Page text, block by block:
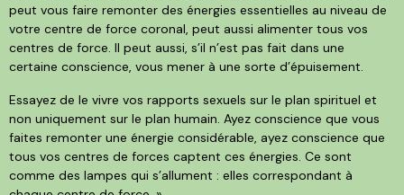
peut vous faire remonter des énergies essentielles au niveau de
votre centre de force coronal, peut aussi alimenter tous vos
centres de force. Il peut aussi, s’il n’est pas fait dans une
certaine conscience, vous mener à une sorte d’épuisement.
Essayez de le vivre vos rapports sexuels sur le plan spirituel et
non uniquement sur le plan humain. Ayez conscience que vous
faites remonter une énergie considérable, ayez conscience que
tous vos centres de forces captent ces énergies. Ce sont
comme des lampes qui s’allument : elles correspondant à